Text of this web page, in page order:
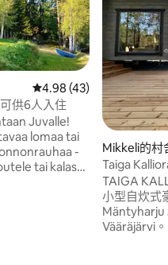
從 43 則評價中獲得 4.98
4.98 (43)
供6人入住
Juvalle!
lomaa tai
-
Mikkeli的村
Taiga
TAIGA
小型自炊式
Mäntyharju
Vääräjärvi
假的寧靜
或鄰居；